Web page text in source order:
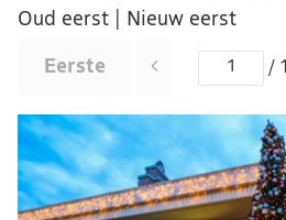
Oud eerst
Nieuw eerst
Eerste / 1